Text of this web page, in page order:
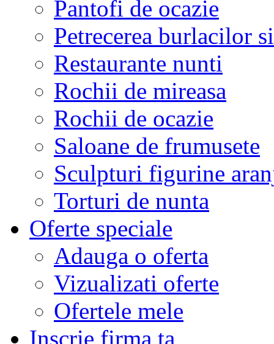
Pantofi de ocazie
Petrecerea burlacilor
Restaurante nunti
Rochii de mireasa
Rochii de ocazie
Saloane de frumusete
Sculpturi figurine
Torturi de nunta
Oferte speciale
Adauga o oferta
Vizualizati oferte
Ofertele mele
Inscrie firma ta